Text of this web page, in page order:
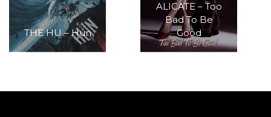
THE HU – Hun
ALICATE – Too
Bad To Be
Good